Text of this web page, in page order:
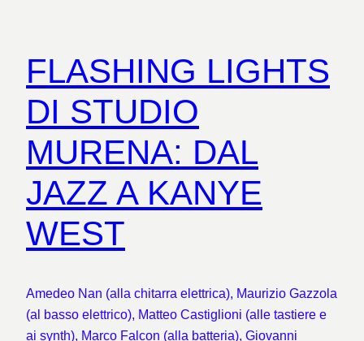
FLASHING LIGHTS
DI STUDIO
MURENA: DAL
JAZZ A KANYE
WEST
Amedeo Nan (alla chitarra elettrica), Maurizio Gazzola
(al basso elettrico), Matteo Castiglioni (alle tastiere e
ai synth), Marco Falcon (alla batteria), Giovanni